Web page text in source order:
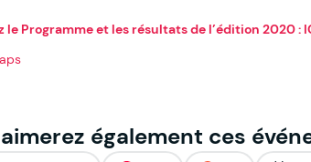
le Programme et les résultats de l’édition 2020 :
également ces